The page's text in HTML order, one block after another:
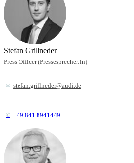
Stefan Grillneder
Press Officer (Pressesprecher:in)
stefan.grillneder@audi.de
+49 841 8941449